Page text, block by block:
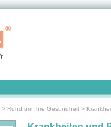
> Rund um Ihre Gesundheit >